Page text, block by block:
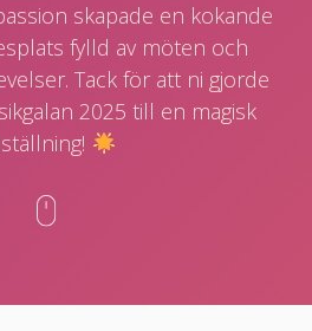
skapade en kokande
fylld av möten och
Tack för att ni gjorde
2025 till en magisk